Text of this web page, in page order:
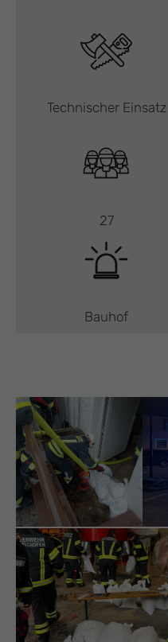
Technischer Einsatz
27
Bauhof